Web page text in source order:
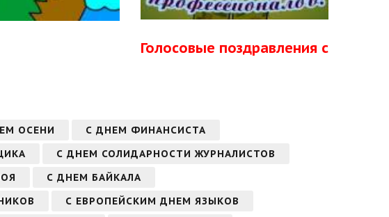
Голосовые поздравления с
ОСЕНИ
С ДНЕМ ФИНАНСИСТА
С ДНЕМ СОЛИДАРНОСТИ ЖУРНАЛИСТОВ
С ДНЕМ БАЙКАЛА
С ЕВРОПЕЙСКИМ ДНЕМ ЯЗЫКОВ